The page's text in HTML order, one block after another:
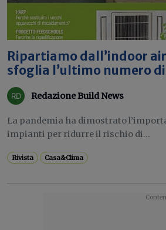
Ripartiamo dall’indoor
sfoglia l’ultimo numero di
Redazione Build News
La pandemia ha dimostrato
impianti per ridurre il rischio di...
Rivista Casa&Clima